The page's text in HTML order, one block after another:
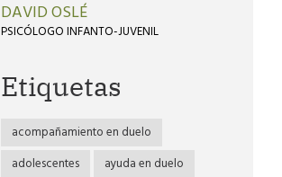
DAVID OSLÉ
PSICÓLOGO INFANTO-JUVENIL
Etiquetas
acompañamiento en duelo
adolescentes
ayuda en duelo